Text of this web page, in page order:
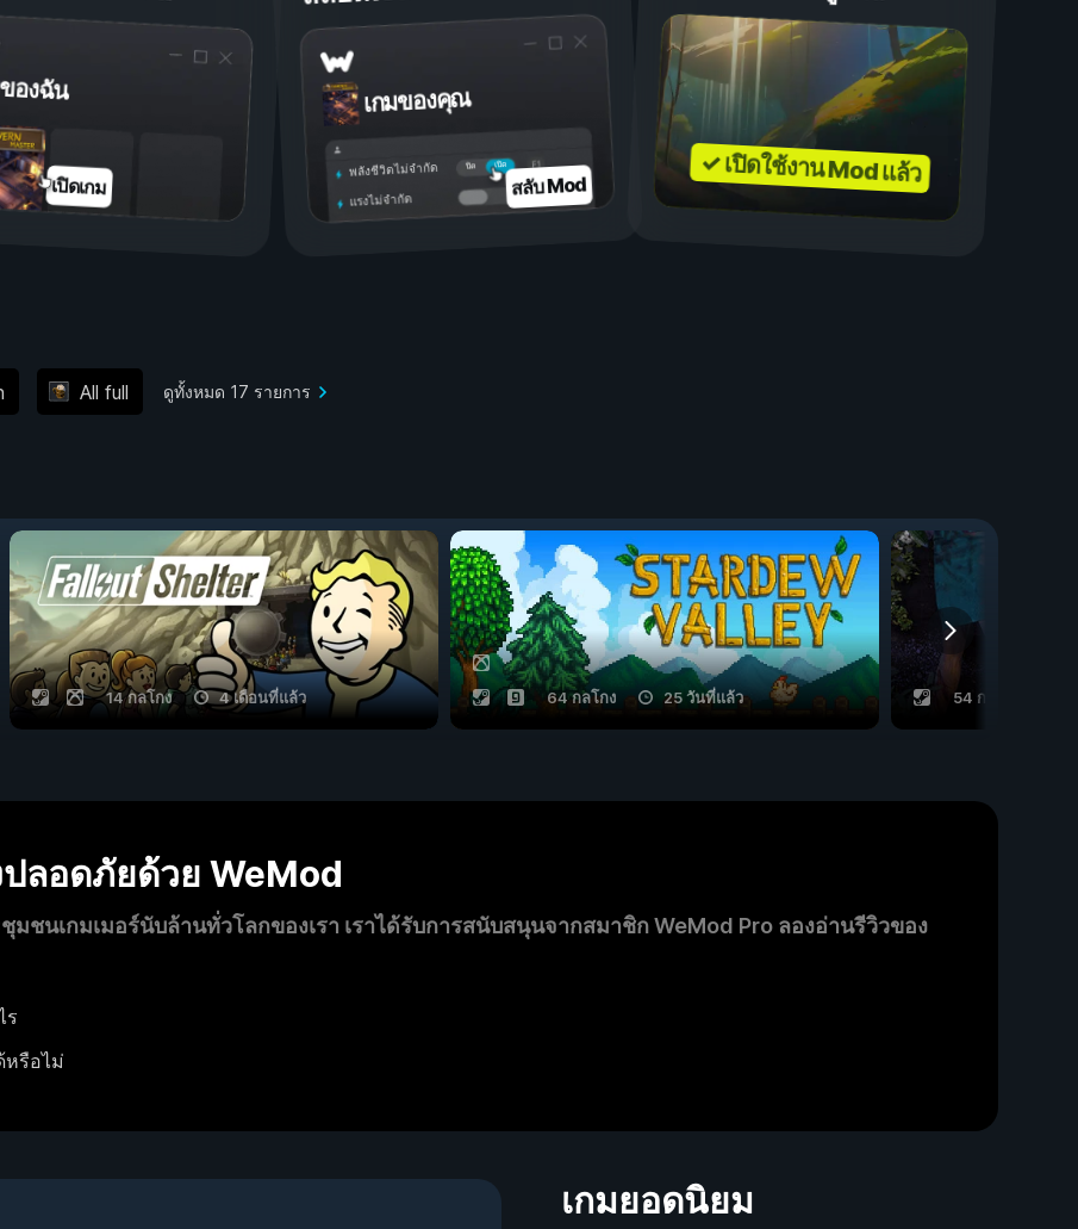
องฉัน
เปิดเกม
เกมของคุณ
เปิด
ปิด
พลังชีวิตไม่จำกัด
แรงไม่จำกัด สลับ Mod ✓ เปิดใช้งาน Mod แล้ว
All full ดูทั้งหมด 17 รายการ
14 กลโกง 4 เดือนที่แล้ว 64 กลโกง 25 วันที่แล้ว 54 กลโกง
ลอดภัยด้วย WeMod
ชนเกมเมอร์นับล้านทั่วโลกของเรา เราได้รับการสนับสนุนจากสมาชิก WeMod Pro ลองอ่านรีวิวของ
ร
หรือไม่
เกมยอดนิยม